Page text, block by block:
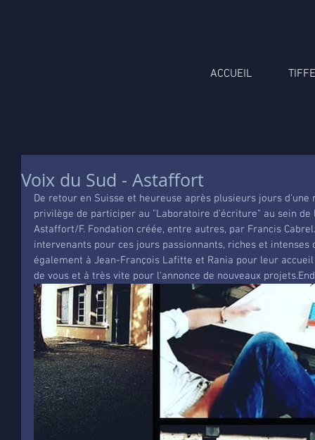
ACCUEIL
Voix du Sud - Astaffort
De retour en Suisse et heureuse après plusieurs jours
privilège de participer au "Laboratoire d'écriture" au sein de
Astaffort/F. Fondation créée, entre autres, par Francis
intervenants pour ces jours passionnants, riches et intenses
également à Jean-François Lafitte et Rania pour leur
de vous et à très vite pour l'annonce de nouveaux